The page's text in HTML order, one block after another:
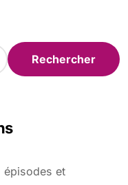
épisodes et